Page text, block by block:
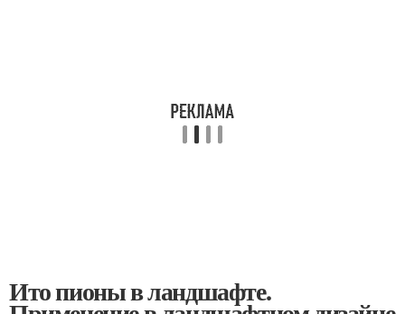
Ито пионы в ландшафте.